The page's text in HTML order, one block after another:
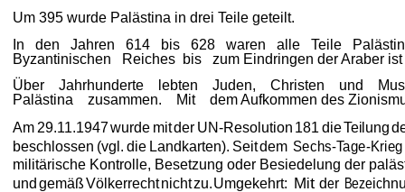
Um 395 wurde Palästina in drei Teile geteilt.
In   den   Jahren   614   bis   628   waren   alle   Teile
Byzantinischen   Reiches  bis   zum Eindringen der Araber
Über    Jahrhunderte    lebten    Juden,    Christen    und
Palästina    zusammen.    Mit    dem Aufkommen des
Am 29.11.1947wurde mitder UN-Resolution 181 dieTeilung
beschlossen (vgl. die Landkarten). Seitdem Sechs-Tage-
militärische Kontrolle, Besetzung oder Besiedelung der
und gemäßVölkerrechtnichtzu.Umgekehrt: Mit der Bezeic